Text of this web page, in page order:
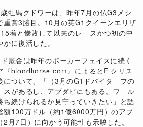
歳牡馬クドワーは、昨年7 月の仏G3 メシ
重賞3勝目。 10 月の英G1 クイーンエリザ
15着と惨敗して以来のレースかつ初の中
に復活した。
厩舎は昨年のポーカーフェイスに続く
『bloodhorse.com 』によると E.クリス
について、「（3 月のG1 ドバイターフの
スがあるし、アブダビにもある。ワール
ち続けられるか見守っていきたい」と語
額100万ドル（約1億6000万円）のアブ
2 月7日）に向かう可能性も示唆した。